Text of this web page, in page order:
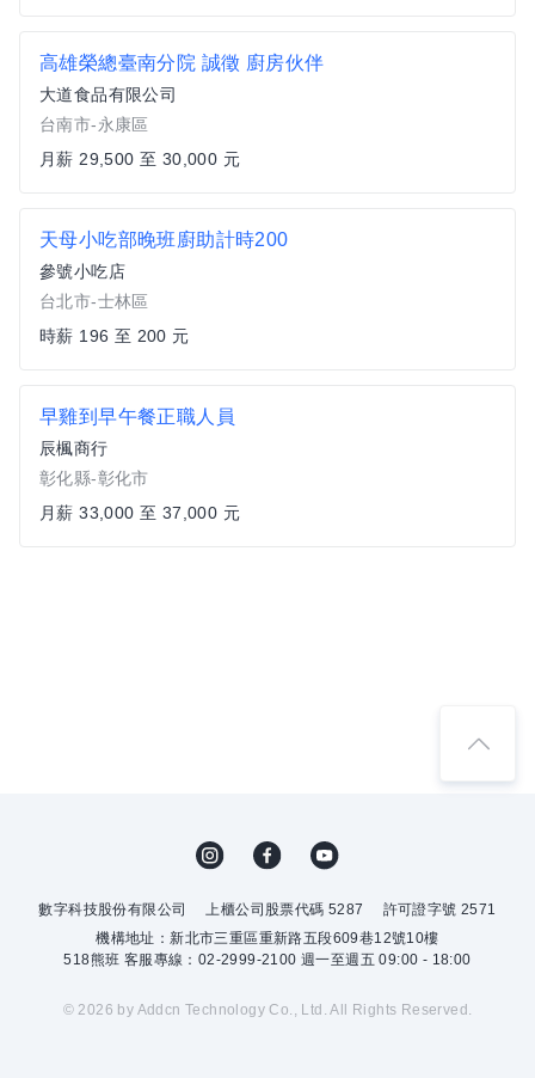
高雄榮總臺南分院 誠徵 廚房伙伴
大道食品有限公司
台南市-永康區
月薪 29,500 至 30,000 元
天母小吃部晚班廚助計時200
參號小吃店
台北市-士林區
時薪 196 至 200 元
早雞到早午餐正職人員
辰楓商行
彰化縣-彰化市
月薪 33,000 至 37,000 元
數字科技股份有限公司 上櫃公司股票代碼 5287
許可證字號 2571
機構地址：新北市三重區重新路五段609巷12號10樓
518熊班 客服專線：02-2999-2100 週一至週五 09:00 - 18:00
© 2026 by Addcn Technology Co., Ltd. All Rights Reserved.